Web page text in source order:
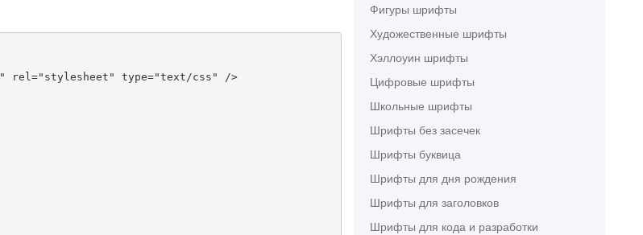
Фигуры шрифты
Художественные шрифты
Хэллоуин шрифты
Цифровые шрифты
Школьные шрифты
Шрифты без засечек
Шрифты буквица
Шрифты для дня рождения
Шрифты для заголовков
Шрифты для кода и разработки
" rel="stylesheet" type="text/css" />